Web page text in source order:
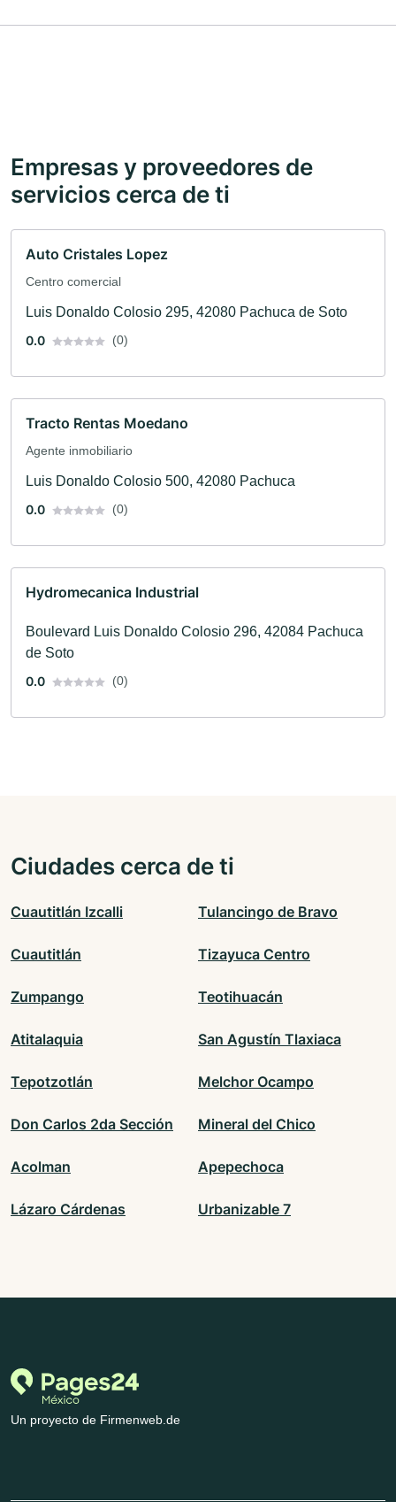
Empresas y proveedores de
servicios cerca de ti
Auto Cristales Lopez
Centro comercial
Luis Donaldo Colosio 295, 42080 Pachuca de Soto
0.0
(0)
Tracto Rentas Moedano
Agente inmobiliario
Luis Donaldo Colosio 500, 42080 Pachuca
0.0
(0)
Hydromecanica Industrial
Boulevard Luis Donaldo Colosio 296, 42084 Pachuca
de Soto
0.0
(0)
Ciudades cerca de ti
Cuautitlán Izcalli Tulancingo de Bravo
Cuautitlán Tizayuca Centro
Zumpango Teotihuacán
Atitalaquia San Agustín Tlaxiaca
Tepotzotlán Melchor Ocampo
Don Carlos 2da Sección Mineral del Chico
Acolman Apepechoca
Lázaro Cárdenas Urbanizable 7
Un proyecto de Firmenweb.de